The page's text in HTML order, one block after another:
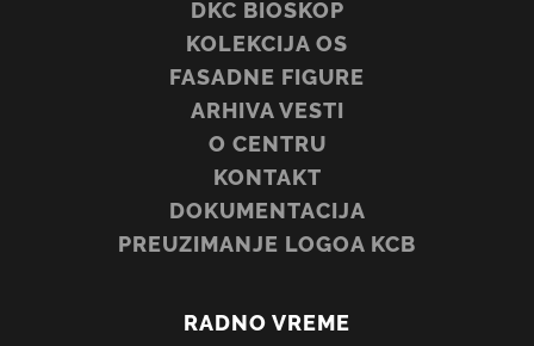
DKC BIOSKOP
KOLEKCIJA OS
FASADNE FIGURE
ARHIVA VESTI
O CENTRU
KONTAKT
DOKUMENTACIJA
PREUZIMANJE LOGOA KCB
RADNO VREME